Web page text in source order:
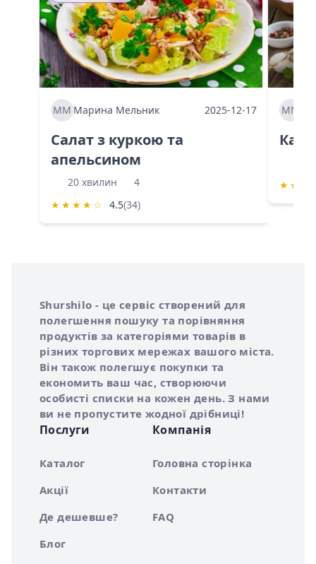
ММ Марина Мельник 2025-12-17
Салат з куркою та
апельсином
20 хвилин
4
★ ★ ★ ★ ☆ 4.5(34)
ММ
★ ★
Про сервіс Shurshilo
Shurshilo - це сервіс створений для
полегшення пошуку та порівняння
продуктів за категоріями товарів в
різних торгових мережах вашого міста.
Він також полегшує покупки та
економить ваш час, створюючи
особисті списки на кожен день. З нами
ви не пропустите жодної дрібниці!
Послуги
Каталог
Акції
Де дешевше?
Блог
Компанія
Головна сторінка
Контакти
FAQ